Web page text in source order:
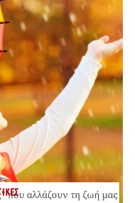
που αλλάζουν τη ζωή μας